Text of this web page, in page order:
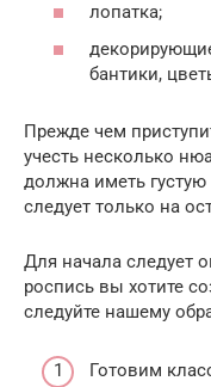
лопатка;
бантики,
Прежде чем
учесть несколько
должна иметь
следует только на
Для начала следует
роспись вы хотите
следуйте нашему
Готовим